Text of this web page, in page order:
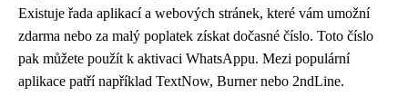
Existuje řada aplikací a webových stránek, které vám umožní
zdarma nebo za malý poplatek získat dočasné číslo. Toto číslo
pak můžete použít k aktivaci WhatsAppu. Mezi populární
aplikace patří například TextNow, Burner nebo 2ndLine.